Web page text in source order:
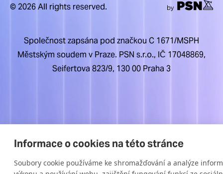
Informace o cookies na této stránce
Soubory cookie používáme ke shromažďování a analýze
© 2026 All rights reserved.
Společnost zapsána pod značkou C 1671/MSPH
Městským soudem v Praze. PSN s.r.o., IČ 17048869,
Seifertova 823/9, 130 00 Praha 3